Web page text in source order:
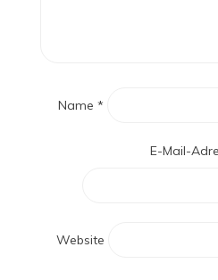
Name *
E-Mail-
Website